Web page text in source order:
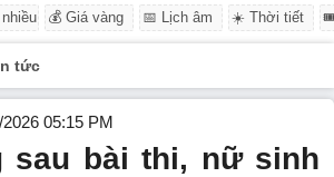
💰 Giá vàng 📅 Lịch âm ☀️ Thời tiết
tức
05:15 PM
sau bài thi, nữ sinh